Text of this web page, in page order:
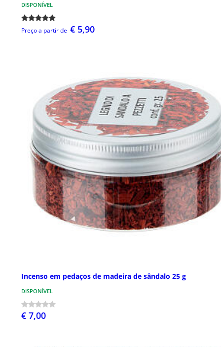
DISPONÍVEL
Preço a partir de € 5,90
Incenso em pedaços de madeira de sândalo 25 g
DISPONÍVEL
€ 7,00